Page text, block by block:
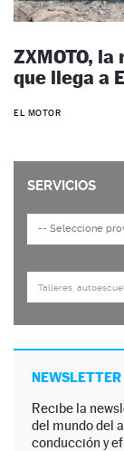
ZXMOTO,
que llega a
EL MOTOR
NEWSLETTER
Recibe la
del mundo del
conducción y